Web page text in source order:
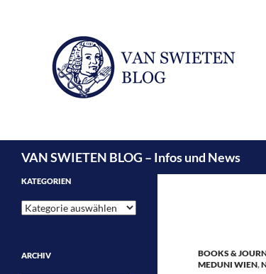
VAN SWIETEN BLOG – Infos und News
BOOKS &
MEDUNI WIEN,
KATEGORIEN
Kategorien
ARCHIV